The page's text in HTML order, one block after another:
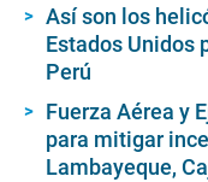
Así son los
Estados Unidos
Perú
Fuerza Aérea y
para mitigar
Lambayeque,